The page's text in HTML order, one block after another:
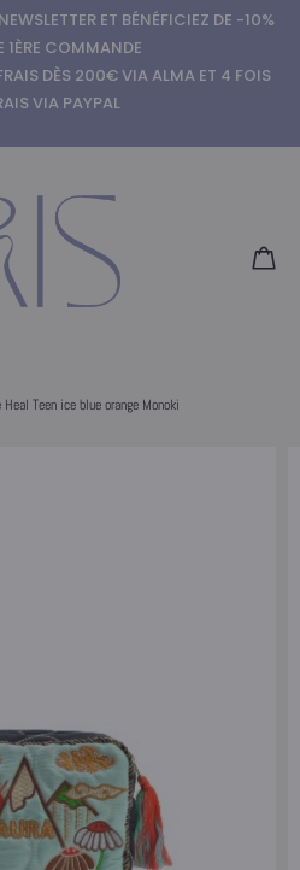
ET BÉNÉFICIEZ DE -10%
1ÈRE COMMANDE
DÈS 200€ VIA ALMA ET 4 FOIS
VIA PAYPAL
Teen ice blue orange Monoki